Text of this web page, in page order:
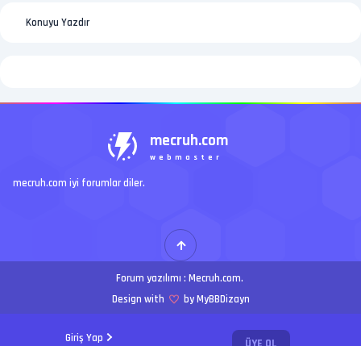
Giriş Yap
Konuyu Yazdır
mecruh.com
webmaster
mecruh.com iyi forumlar diler.
Forum yazılımı : Mecruh.com.
Design with
by MyBBDizayn